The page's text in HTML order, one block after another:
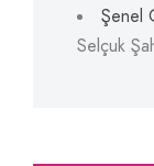
Şenel
Selçuk